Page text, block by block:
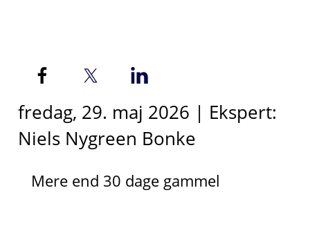
fredag, 29. maj 2026 | Ekspert:
Niels Nygreen Bonke
Mere end 30 dage gammel